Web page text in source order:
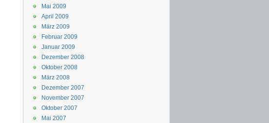
Mai 2009
April 2009
März 2009
Februar 2009
Januar 2009
Dezember 2008
Oktober 2008
März 2008
Dezember 2007
November 2007
Oktober 2007
Mai 2007